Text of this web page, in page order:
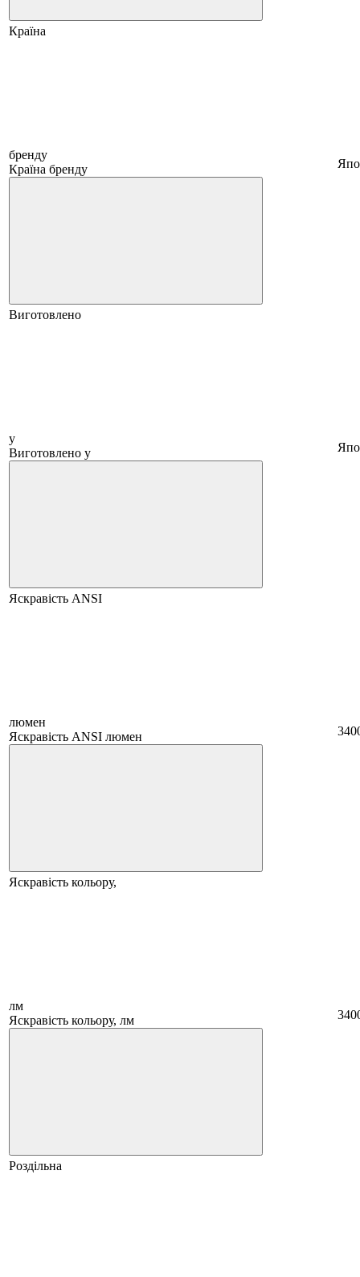
Країна
бренду
Країна бренду
Виготовлено
у
Виготовлено у
Яскравість ANSI
люмен
Яскравість ANSI люмен
Яскравість кольору,
лм
Яскравість кольору, лм
Роздільна